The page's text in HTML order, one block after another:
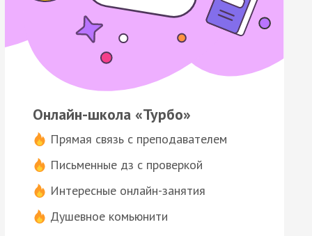
Онлайн-школа «Турбо»
Прямая связь с преподавателем
Письменные дз с проверкой
Интересные онлайн-занятия
Душевное комьюнити